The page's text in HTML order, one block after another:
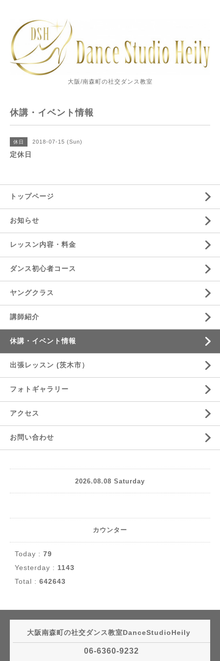
大阪/南森町の社交ダンス教室
休講・イベント情報
休日 2018-07-15 (Sun)
定休日
トップページ
お知らせ
レッスン内容・料金
ダンス初心者コース
ヤングクラス
講師紹介
休講・イベント情報
出張レッスン (茨木市）
フォトギャラリー
アクセス
お問い合わせ
2026.08.08 Saturday
カウンター
Today : 79
Yesterday : 1143
Total : 642643
大阪南森町の社交ダンス教室DanceStudioHeily
06-6360-9232